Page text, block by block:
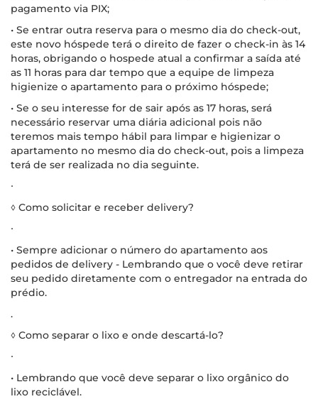
pagamento via PIX;
• Se entrar outra reserva para o mesmo dia do check-out,
este novo hóspede terá o direito de fazer o check-in às 14
horas, obrigando o hospede atual a confirmar a saída até
as 11 horas para dar tempo que a equipe de limpeza
higienize o apartamento para o próximo hóspede;
• Se o seu interesse for de sair após as 17 horas, será
necessário reservar uma diária adicional pois não
teremos mais tempo hábil para limpar e higienizar o
apartamento no mesmo dia do check-out, pois a limpeza
terá de ser realizada no dia seguinte.
∙
◊ Como solicitar e receber delivery?
∙
• Sempre adicionar o número do apartamento aos
pedidos de delivery - Lembrando que o você deve retirar
seu pedido diretamente com o entregador na entrada do
prédio.
.
◊ Como separar o lixo e onde descartá-lo?
∙
• Lembrando que você deve separar o lixo orgânico do
lixo reciclável.